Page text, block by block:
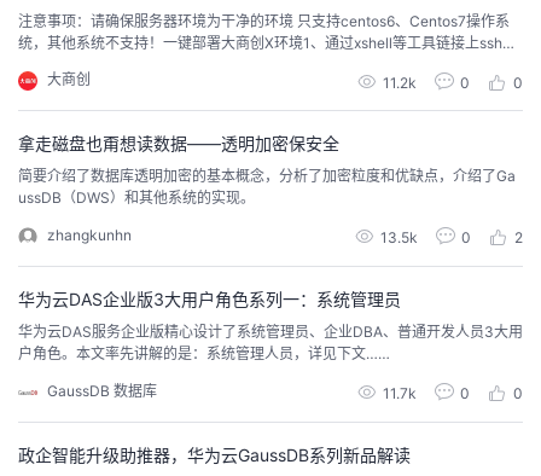
播
活
的
注
我
开
学
堂
我
我
的
我
支
持
我
的
我
注意事项：请确保服务器环境为干净的环境 只支持centos6、Centos7操作系
统，其他系统不支持！一键部署大商创X环境1、通过xshell等工具链接上ssh，
hell/installdscmallxphp71.sh | sh2、耐心等待安装，安装完成后记...
大商创 11.2k 0 0
拿走磁盘也甭想读数据——透明加密保安全
简要介绍了数据库透明加密的基本概念，分析了加密粒度和优缺点，介绍了Ga
ussDB（DWS）和其他系统的实现。
zhangkunhn 13.5k 0 2
华为云DAS企业版3大用户角色系列一：系统管理员
华为云DAS服务企业版精心设计了系统管理员、企业DBA、普通开发人员3大用
户角色。本文率先讲解的是：系统管理人员，详见下文……
GaussDB 数据库 11.7k 0 0
政企智能升级助推器，华为云GaussDB系列新品解读